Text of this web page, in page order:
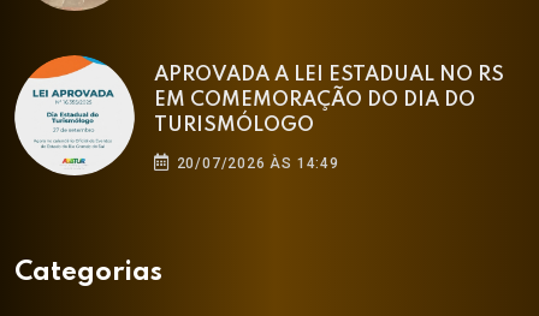
APROVADA A LEI ESTADUAL NO RS
EM COMEMORAÇÃO DO DIA DO
TURISMÓLOGO
20/07/2026 ÀS 14:49
Categorias